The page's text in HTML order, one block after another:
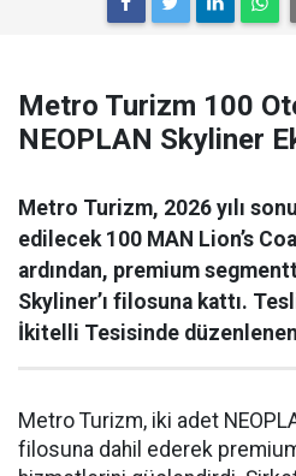
Metro Turizm 100
NEOPLAN Skyliner
Metro Turizm, 2026 yılı
edilecek 100 MAN Lion’s
ardından, premium
Skyliner’ı filosuna kattı.
İkitelli Tesisinde
Metro Turizm, iki adet
filosuna dahil ederek